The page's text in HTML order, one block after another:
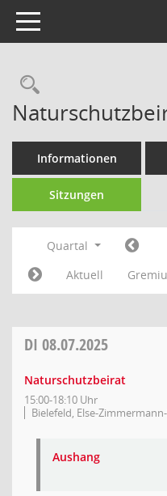
Toggle navigation
Informationen
Sitzungen
Quartal
Aktuell
DI 08.07.2025
Naturschutzbeirat
15:00-18:10 Uhr
Bielefeld, Else-
Aushang